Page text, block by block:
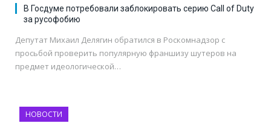
В Госдуме потребовали заблокировать серию Call of Duty
за русофобию
Депутат Михаил Делягин обратился в Роскомнадзор с
просьбой проверить популярную франшизу шутеров на
предмет идеологической…
НОВОСТИ